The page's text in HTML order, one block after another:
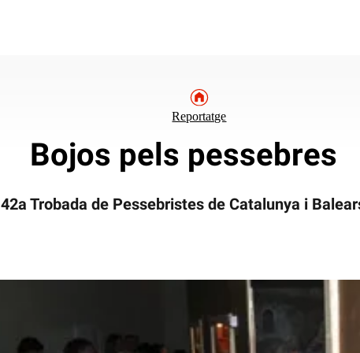
Reportatge
Bojos pels pessebres
42a Trobada de Pessebristes de Catalunya i